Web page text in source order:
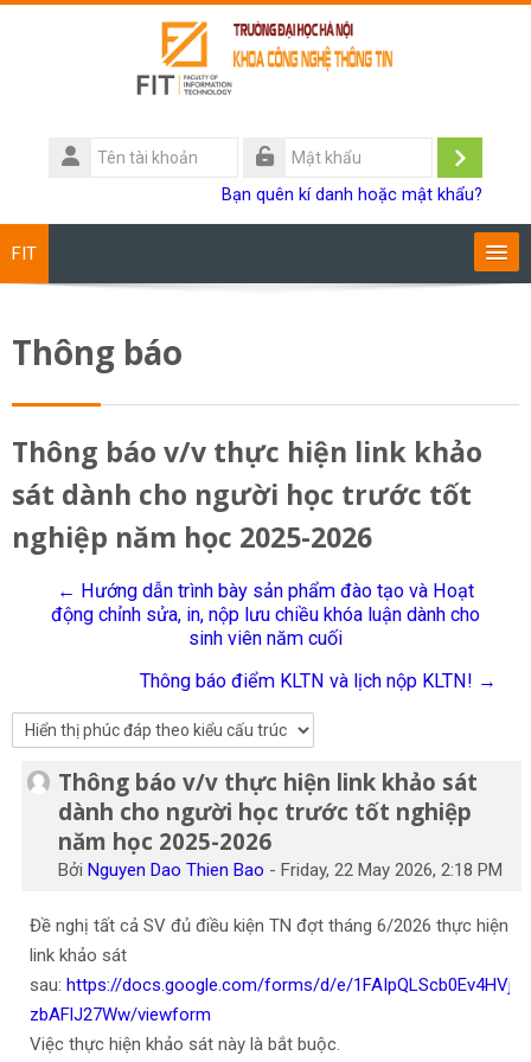
Tên
tài
Đăng
Bạn quên kí danh hoặc mật khẩu?
FIT
Giảng viên
Sinh viên
Research
Tiếng Việt
Tìm
kiếm
khoá
học
Thông báo
Thông báo v/v thực hiện link khảo
sát dành cho người học trước tốt
nghiệp năm học 2025-2026
← Hướng dẫn trình bày sản phẩm đào tạo và Hoạt
động chỉnh sửa, in, nộp lưu chiều khóa luận dành cho
sinh viên năm cuối
Thông báo điểm KLTN và lịch nộp KLTN! →
Thông báo v/v thực hiện link khảo sát
dành cho người học trước tốt nghiệp
năm học 2025-2026
BởiNguyen Dao Thien Bao -Friday, 22 May 2026, 2:18 PM
Số lượng các câu trả lời: 0
Đề nghị tất cả SV đủ điều kiện TN đợt tháng 6/2026 thực hiện
link khảo sát
sau: https://docs.google.com/forms/d/e/
zbAFlJ27Ww/viewform
Việc thực hiện khảo sát này là bắt buộc.